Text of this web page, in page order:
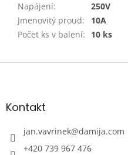
Napájení:
250V
Jmenovitý proud:
10A
Počet ks v balení: 10 ks
Z
aKontakt
jan.vavrinek@damija.com
+420 739 967 476